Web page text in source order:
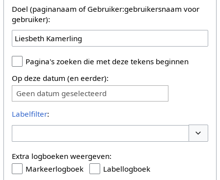
Doel (paginanaam of Gebruiker:gebruikersnaam voor
gebruiker):
Pagina's zoeken die met deze tekens beginnen
Op deze datum (en eerder):
Geen datum geselecteerd
Labelfilter:
Extra logboeken weergeven:
Markeerlogboek
Labellogboek